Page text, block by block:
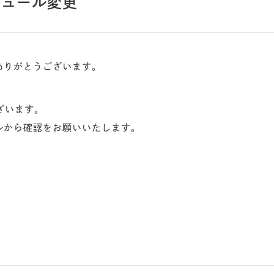
がとうございます。
ます。
ら確認をお願いいたします。